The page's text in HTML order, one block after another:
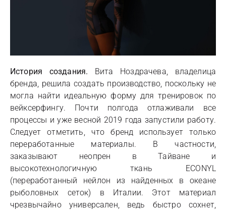
История создания. Вита Ноздрачева, владелица
бренда, решила создать производство, поскольку не
могла найти идеальную форму для тренировок по
вейксерфингу. Почти полгода отлаживали все
процессы и уже весной 2019 года запустили работу.
Следует отметить, что бренд использует только
переработанные материалы. В частности,
заказывают неопрен в Тайване и
высокотехнологичную ткань ECONYL
(переработанный нейлон из найденных в океане
рыболовных сеток) в Италии. Этот материал
чрезвычайно универсален, ведь быстро сохнет,